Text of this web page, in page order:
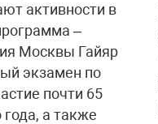
активности в
–
Москвы Гайяр
экзамен по
почти 65
а также